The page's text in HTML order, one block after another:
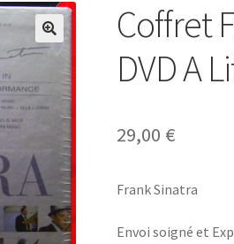
Coffret
DVD A
29,00 €
Frank Sinatra
Envoi soigné et